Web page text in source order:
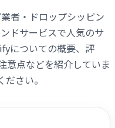
者・ドロップシッピン
ドサービスで人気のサ
についての概要、評
意点などを紹介していま
さい。